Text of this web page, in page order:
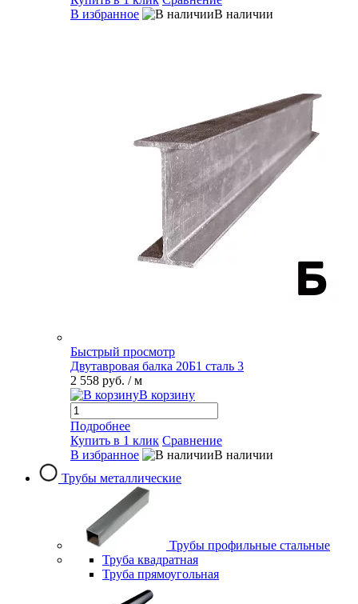
В избранное
В наличии
Быстрый просмотр
Двутавровая балка 20Б1 сталь 3
2 558 руб. / м
В корзину
Подробнее
Купить в 1 клик Сравнение
В избранное
В наличии
Трубы металлические
Трубы профильные стальные
Труба квадратная
Труба прямоугольная